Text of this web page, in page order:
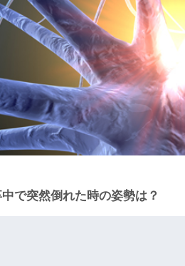
で突然倒れた時の姿勢は？